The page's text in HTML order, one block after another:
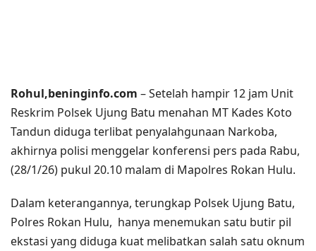
Rohul,beninginfo.com – Setelah hampir 12 jam Unit
Reskrim Polsek Ujung Batu menahan MT Kades Koto
Tandun diduga terlibat penyalahgunaan Narkoba,
akhirnya polisi menggelar konferensi pers pada Rabu,
(28/1/26) pukul 20.10 malam di Mapolres Rokan Hulu.
Dalam keterangannya, terungkap Polsek Ujung Batu,
Polres Rokan Hulu, hanya menemukan satu butir pil
ekstasi yang diduga kuat melibatkan salah satu oknum